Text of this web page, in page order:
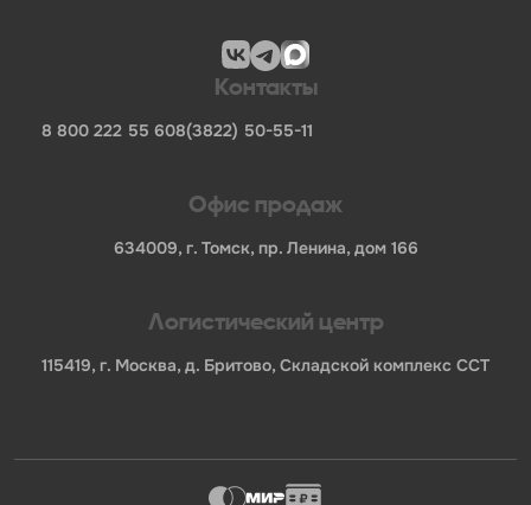
Контакты
8 800 222 55 608(3822) 50-55-11
Офис продаж
634009, г. Томск, пр. Ленина, дом 166
Логистический центр
115419, г. Москва, д. Бритово, Складской комплекс ССТ